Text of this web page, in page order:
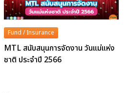
Fund / Insurance
MTL สนับสนุนการจัดงาน วันแม่แห่ง
ชาติ ประจำปี 2566